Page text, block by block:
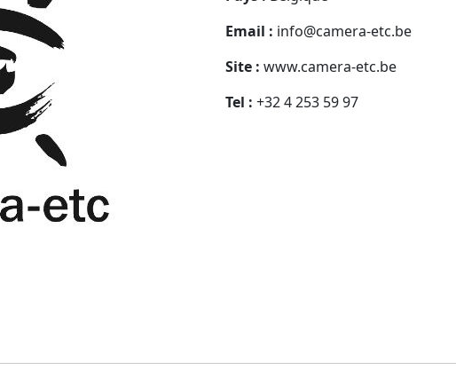
Email : info@camera-etc.be
Site : www.camera-etc.be
Tel : +32 4 253 59 97